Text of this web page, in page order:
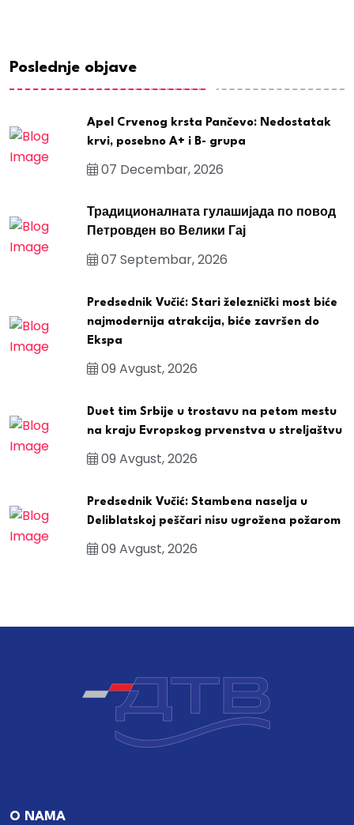
Poslednje objave
Apel Crvenog krsta Pančevo: Nedostatak
krvi, posebno A+ i B- grupa
07 Decembar, 2026
Традиционалната гулашијада по повод
Петровден во Велики Гај
07 Septembar, 2026
Predsednik Vučić: Stari železnički most biće
najmodernija atrakcija, biće završen do
Ekspa
09 Avgust, 2026
Duet tim Srbije u trostavu na petom mestu
na kraju Evropskog prvenstva u streljaštvu
09 Avgust, 2026
Predsednik Vučić: Stambena naselja u
Deliblatskoj peščari nisu ugrožena požarom
09 Avgust, 2026
O NAMA